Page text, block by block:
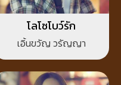
โลโซโบว์รัก
เอิ้นขวัญ วรัญญา